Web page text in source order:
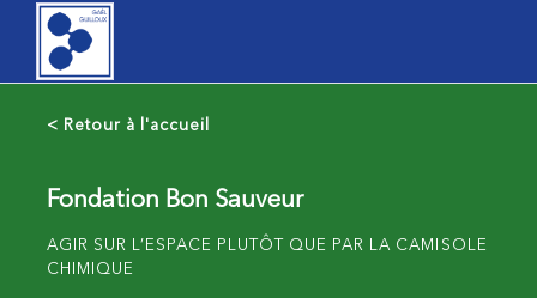
< Retour à l'accueil
Fondation Bon Sauveur
AGIR SUR L’ESPACE PLUTÔT QUE PAR LA CAMISOLE
CHIMIQUE